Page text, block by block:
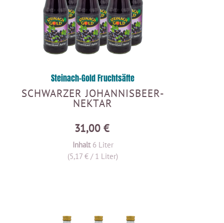
Steinach-Gold Fruchtsäfte
SCHWARZER JOHANNISBEER-
NEKTAR
31,00 €
Inhalt 6 Liter
(5,17 € / 1 Liter)